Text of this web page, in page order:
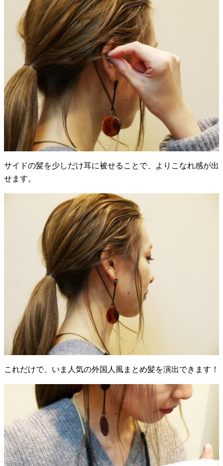
サイドの髪を少しだけ耳に被せることで、よりこなれ感が出
せます。
これだけで、いま人気の外国人風まとめ髪を演出できます！